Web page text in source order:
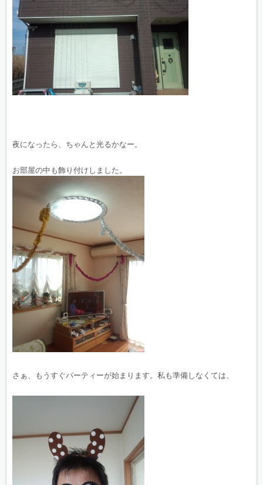
夜になったら、ちゃんと光るかなー。
お部屋の中も飾り付けしました。
さぁ、もうすぐパーティーが始まります。私も準備しなくては、